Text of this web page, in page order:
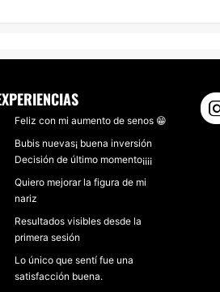
Feliz con mi aumento de senos 😁
Bubis nuevas¡ buena inversión
Decisión de último momento¡¡¡¡
Quiero mejorar la figura de mi
nariz
Resultados visibles desde la
primera sesión
Lo único que sentí fue una
satisfacción buena.